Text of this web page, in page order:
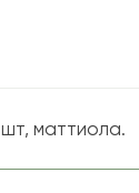
маттиола.